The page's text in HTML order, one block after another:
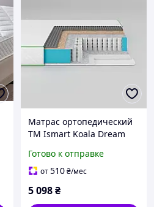
Матрас ортопедический
ТМ Ismart Koala Dream
(ISM-051010)
Готово к отправке
от510₴/мес
5 098₴